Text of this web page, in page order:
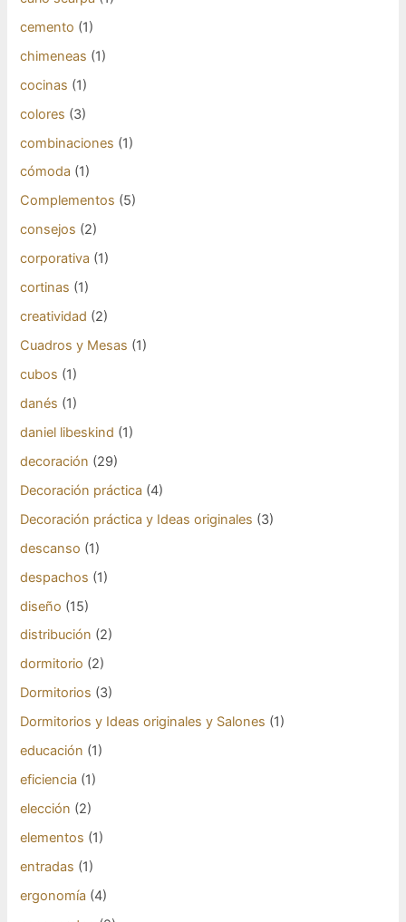
cemento (1)
chimeneas (1)
cocinas (1)
colores (3)
combinaciones (1)
cómoda (1)
Complementos (5)
consejos (2)
corporativa (1)
cortinas (1)
creatividad (2)
Cuadros y Mesas (1)
cubos (1)
danés (1)
daniel libeskind (1)
decoración (29)
Decoración práctica (4)
Decoración práctica y Ideas originales (3)
descanso (1)
despachos (1)
diseño (15)
distribución (2)
dormitorio (2)
Dormitorios (3)
Dormitorios y Ideas originales y Salones (1)
educación (1)
eficiencia (1)
elección (2)
elementos (1)
entradas (1)
ergonomía (4)